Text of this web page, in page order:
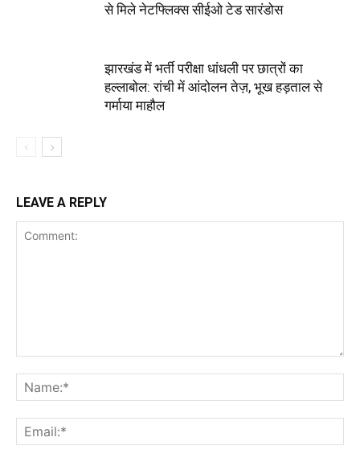
से मिले नेटफ्लिक्स सीईओ टेड सारंडोस
झारखंड में भर्ती परीक्षा धांधली पर छात्रों का
हल्लाबोल: रांची में आंदोलन तेज़, भूख हड़ताल से
गर्माया माहौल
LEAVE A REPLY